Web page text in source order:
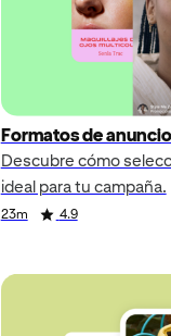
Formatos de
Descubre cómo
ideal para tu campaña.
23m 4.9